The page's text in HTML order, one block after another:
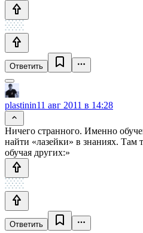
Ответить
plastinin11 авг 2011 в 14:28
Ничего странного. Именно
найти «лазейки» в знаниях. Там
обучая других:»
Ответить